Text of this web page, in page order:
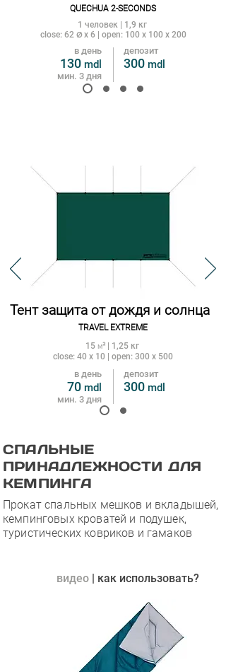
QUECHUA 2-SECONDS
1 человек | 1,9 кг
close: 62 Ø x 6 | open: 100 x 100 x 200
депозит
300 mdl
в день
130 mdl
мин. 3 дня
Тент защита от дождя и солнца
TRAVEL EXTREME
15 м²
| 1,25 кг
close: 40 x 10 | open: 300 x 500
депозит
300 mdl
в день
70 mdl
мин. 3 дня
СПАЛЬНЫЕ
ПРИНАДЛЕЖНОСТИ ДЛЯ
КЕМПИНГА
Прокат спальных мешков и вкладышей,
кемпинговых кроватей и подушек,
туристических ковриков и гамаков
видео | как использовать?